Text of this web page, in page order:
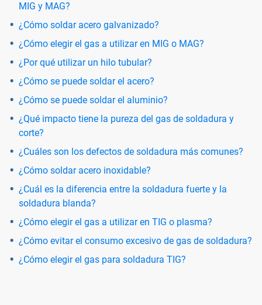
MIG y MAG?
¿Cómo soldar acero galvanizado?
¿Cómo elegir el gas a utilizar en MIG o MAG?
¿Por qué utilizar un hilo tubular?
¿Cómo se puede soldar el acero?
¿Cómo se puede soldar el aluminio?
¿Qué impacto tiene la pureza del gas de soldadura y
corte?
¿Cuáles son los defectos de soldadura más comunes?
¿Cómo soldar acero inoxidable?
¿Cuál es la diferencia entre la soldadura fuerte y la
soldadura blanda?
¿Cómo elegir el gas a utilizar en TIG o plasma?
¿Cómo evitar el consumo excesivo de gas de soldadura?
¿Cómo elegir el gas para soldadura TIG?